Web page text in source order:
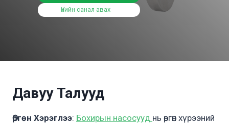
Үнийн санал авах
Давуу Талууд
Өргөн Хэрэглээ: Бохирын насосууд нь өргөн хүрээний